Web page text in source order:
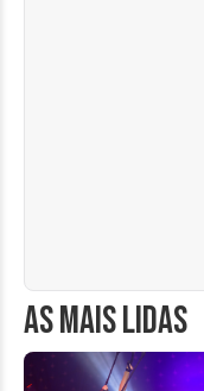
AS MAIS LIDAS